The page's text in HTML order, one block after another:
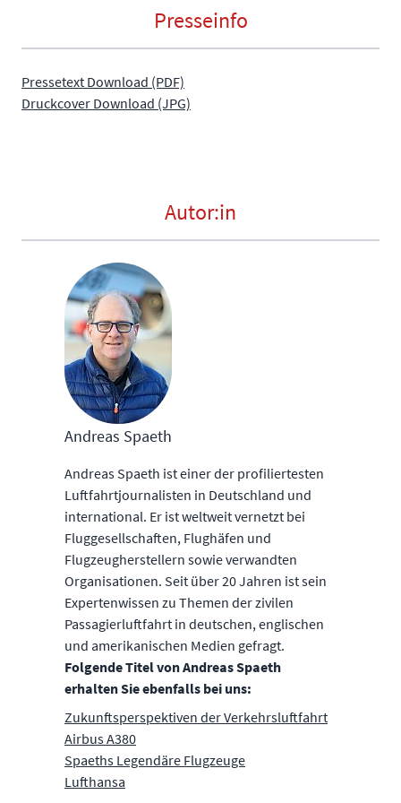
Presseinfo
Pressetext Download (PDF)
Druckcover Download (JPG)
Autor:in
Andreas Spaeth
Andreas Spaeth ist einer der profiliertesten
Luftfahrtjournalisten in Deutschland und
international. Er ist weltweit vernetzt bei
Fluggesellschaften, Flughäfen und
Flugzeugherstellern sowie verwandten
Organisationen. Seit über 20 Jahren ist sein
Expertenwissen zu Themen der zivilen
Passagierluftfahrt in deutschen, englischen
und amerikanischen Medien gefragt.
Folgende Titel von Andreas Spaeth
erhalten Sie ebenfalls bei uns:
Zukunftsperspektiven der Verkehrsluftfahrt
Airbus A380
Spaeths Legendäre Flugzeuge
Lufthansa